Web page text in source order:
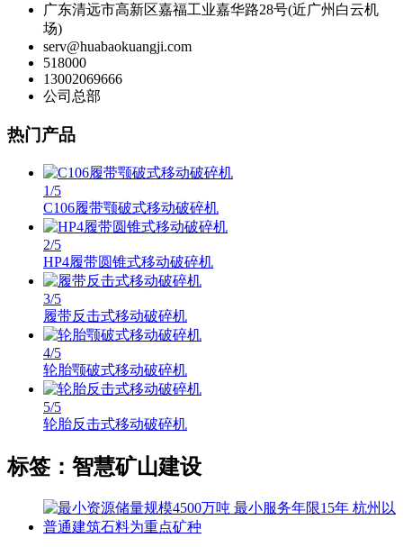
广东清远市高新区嘉福工业嘉华路28号(近广州白云机
场)
serv@huabaokuangji.com
518000
13002069666
公司总部
热门产品
1/5
C106履带颚破式移动破碎机
2/5
HP4履带圆锥式移动破碎机
3/5
履带反击式移动破碎机
4/5
轮胎颚破式移动破碎机
5/5
轮胎反击式移动破碎机
标签：智慧矿山建设